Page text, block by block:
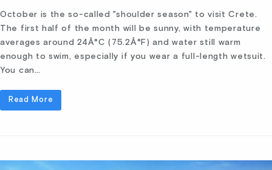
October is the so-called "shoulder season" to visit Crete.
The first half of the month will be sunny, with temperature
averages around 24Â°C (75.2Â°F) and water still warm
enough to swim, especially if you wear a full-length wetsuit.
You can…
Read More